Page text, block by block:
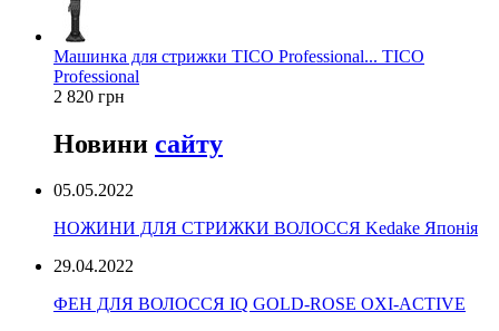
Машинка для стрижки TICO Professional... TICO
Professional
2 820 грн
Новини сайту
05.05.2022
НОЖИНИ ДЛЯ СТРИЖКИ ВОЛОССЯ Kedake Японія
29.04.2022
ФЕН ДЛЯ ВОЛОССЯ IQ GOLD-ROSE OXI-ACTIVE